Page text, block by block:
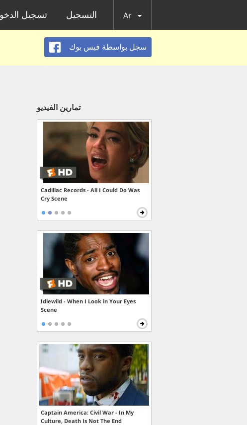
تسجيل التسجيل Ar
سجل بواسطة فيس بوك
تمارين الفيديو
Cadillac Records - All I Could Do Was
Cry Scene
Idlewild - When I Look in Your Eyes
Scene
Captain America: Civil War - In My
Culture, Death Is Not The End